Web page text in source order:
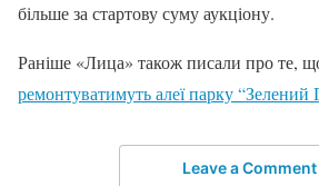
більше за стартову суму аукціону.
Раніше «Лица» також писали про те,
ремонтуватимуть алеї парку “Зелений
Leave a Comment